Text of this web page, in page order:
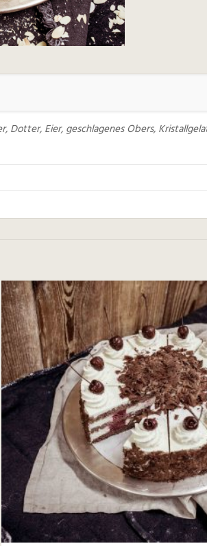
Dotter, Eier, geschlagenes Obers,